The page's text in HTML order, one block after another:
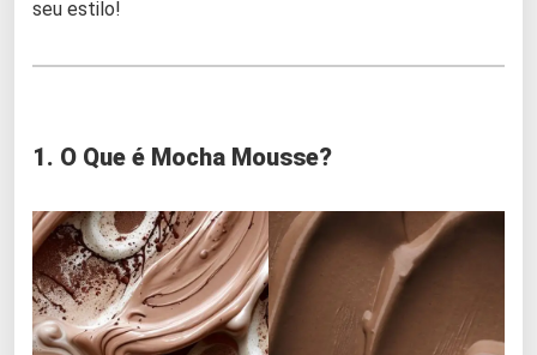
seu estilo!
1. O Que é Mocha Mousse?